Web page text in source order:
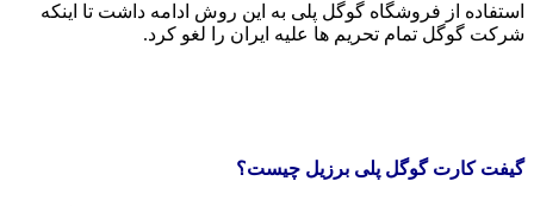
استفاده از فروشگاه گوگل پلی به این روش ادامه داشت تا اینکه
شرکت گوگل تمام تحریم ها علیه ایران را لغو کرد.
گیفت کارت گوگل پلی برزیل چیست؟